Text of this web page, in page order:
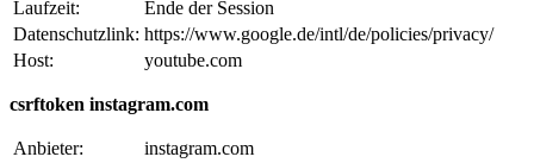
Laufzeit:
Ende der Session
Datenschutzlink: https://www.google.de/intl/de/policies/privacy/
Host:
youtube.com
csrftoken instagram.com
Anbieter:
instagram.com